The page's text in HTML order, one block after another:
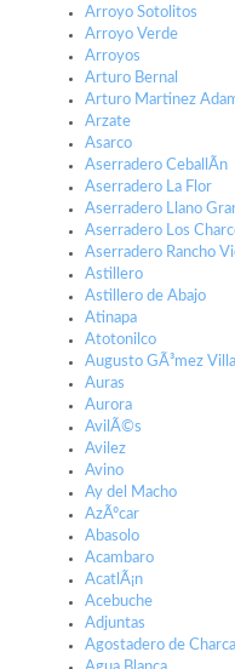
Arroyo Sotolitos
Arroyo Verde
Arroyos
Arturo Bernal
Arturo Martinez
Arzate
Asarco
Aserradero CeballÃ­n
Aserradero La Flor
Aserradero Llano
Aserradero Los
Aserradero Rancho
Astillero
Astillero de Abajo
Atinapa
Atotonilco
Augusto GÃ³mez
Auras
Aurora
AvilÃ©s
Avilez
Avino
Ay del Macho
AzÃºcar
Abasolo
Acambaro
AcatlÃ¡n
Acebuche
Adjuntas
Agostadero de